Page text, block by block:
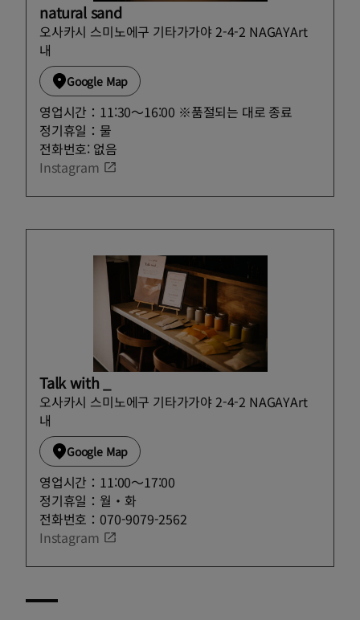
natural sand
오사카시 스미노에구 기타가가야 2-4-2 NAGAYArt
내
Google Map
영업시간：11:30～16:00 ※품절되는 대로 종료
정기휴일：물
전화번호: 없음
Instagram
Talk with _
오사카시 스미노에구 기타가가야 2-4-2 NAGAYArt
내
Google Map
영업시간：11:00～17:00
정기휴일：월・화
전화번호：070-9079-2562
Instagram